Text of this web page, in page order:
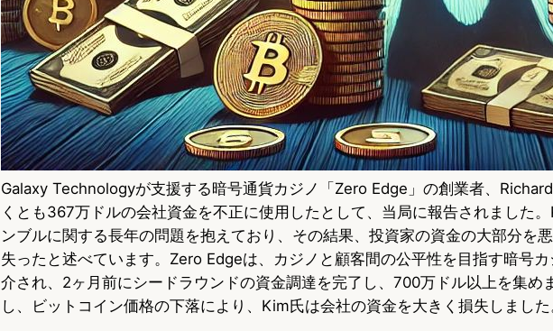
Galaxy Technologyが支援する暗号通貨カジノ「Zero Edge」の創業者、
くとも367万ドルの会社資金を不正に使用したとして、当局に報告されました
ンブルに関する長年の問題を抱えており、その結果、投資家の資金の大部分を
失ったと述べています。Zero Edgeは、カジノと顧客間の公平性を目指す暗号
介され、2ヶ月前にシードラウンドの資金調達を完了し、700万ドル以上を集め
し、ビットコイン価格の下落により、Kim氏は会社の資金を大きく損失しました